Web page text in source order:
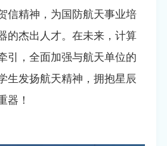
信精神，为国防航天事业培
的杰出人才。在未来，计算
引，全面加强与航天单位的
生发扬航天精神，拥抱星辰
器！